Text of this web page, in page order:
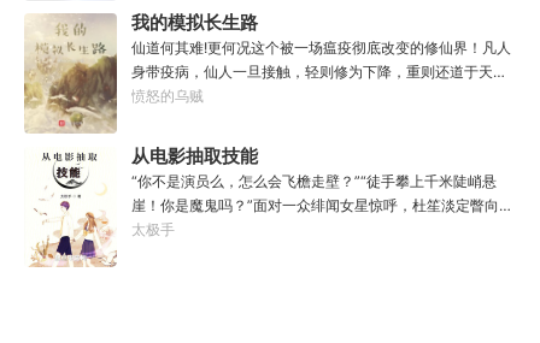
源，心怀能观想星海的奇异神宫，在这个世界艰难前行。多
年以后。“我现在的飞行速度是122682米/每秒，力量爆发
是……”李源在距蓝星表层约180公里的大气层中极速飞行，
冰冷眸子盯着昏暗虚空尽头那条形似神话传说中神龙的庞然
大物：“你，应该是所有入侵半神生命体中最强的一个
我的模拟长生路
仙道何其难!更何况这个被一场瘟疫彻底改变的修仙界！凡人
身带疫病，仙人一旦接触，轻则修为下降，重则还道于天，
于是仙凡永隔；仙法不可同修，整个修仙界成为了一个巨大
凡尘中打滚，蹉跎一生。好在临终之时终于觉醒异宝，能够
化真为假，将真实的人生转为黄粱一梦，重回刚穿越之时！
于是，李凡开始了他的漫漫长生路！第二世，李凡历时五十
载终权倾天下，但却遍寻世间而不见仙踪。只在人生的末尾
得见仙人痕迹。第三世，李凡殚精竭虑、百般谋划，却终抵
愤怒的乌贼
从电影抽取技能
“你不是演员么，怎么会飞檐走壁？”“徒手攀上千米陡峭悬
崖！你是魔鬼吗？”面对一众绯闻女星惊呼，杜笙淡定瞥向从
影片中获得的绝技：【龙象般若功（紫）：十龙十象之力，
太极手